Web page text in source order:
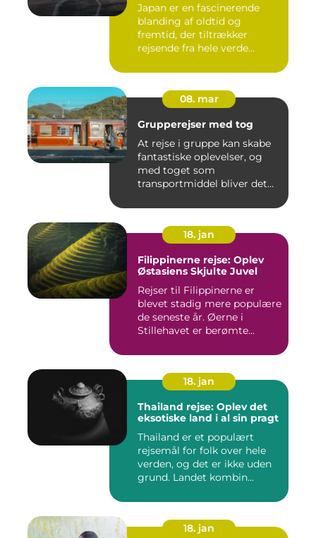
Japan er en fascinerende
blanding af oldtid og
fremtid, der tiltrækker
rejsende fra hele verde...
08. mar
Grupperejser med tog
At rejse i gruppe kan skabe
fantastiske oplevelser, og
med toget som
transportmiddel bliver det
18. jan
Filippinerne rejse: Oplev
Østasiens Skjulte Juvel
Rejser til Filippinerne er
blevet stadig mere populære
de seneste år. Øerne i
Stillehavet er berømte...
18. jan
Thailand rejse: Oplev det
eksotiske land i al sin pragt
Thailand er et populært
rejsemål for folk over hele
verden, og det er ikke uden
grund. Landet kombin...
18. jan